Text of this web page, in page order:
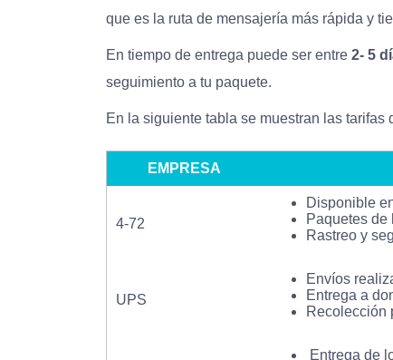
que es la ruta de mensajería más rápida y
En tiempo de entrega puede ser entre 2- 5
seguimiento a tu paquete.
En la siguiente tabla se muestran las
EMPRESA
4-72
Disponible
Paquetes de
Rastreo y
UPS
Envíos
Entrega a
Recolección
Entrega de